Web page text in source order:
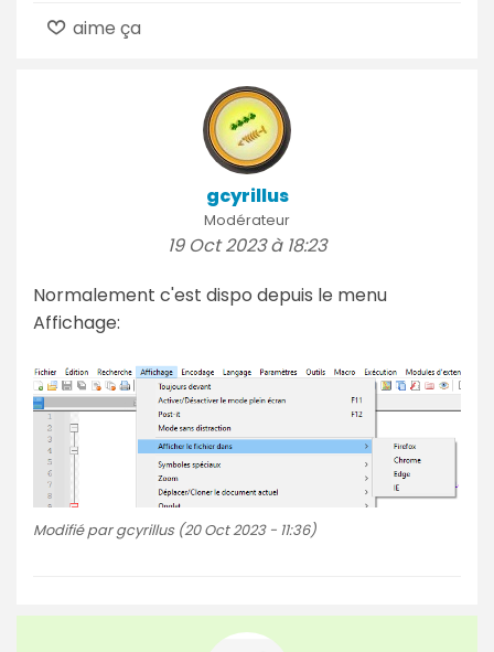
aime ça
gcyrillus
Modérateur
19 Oct 2023 à 18:23
Normalement c'est dispo depuis le menu
Affichage:
Modifié par gcyrillus (20 Oct 2023 - 11:36)